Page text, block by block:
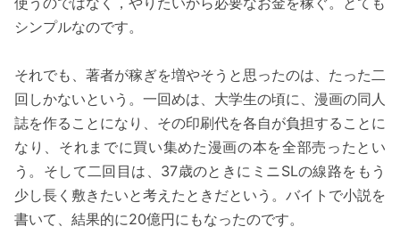
シンプルなのです。
それでも、著者が稼ぎを増やそうと思ったのは、たった二
回しかないという。一回めは、大学生の頃に、漫画の同人
誌を作ることになり、その印刷代を各自が負担することに
なり、それまでに買い集めた漫画の本を全部売ったとい
う。そして二回目は、37歳のときにミニSLの線路をもう
少し長く敷きたいと考えたときだという。バイトで小説を
書いて、結果的に20億円にもなったのです。